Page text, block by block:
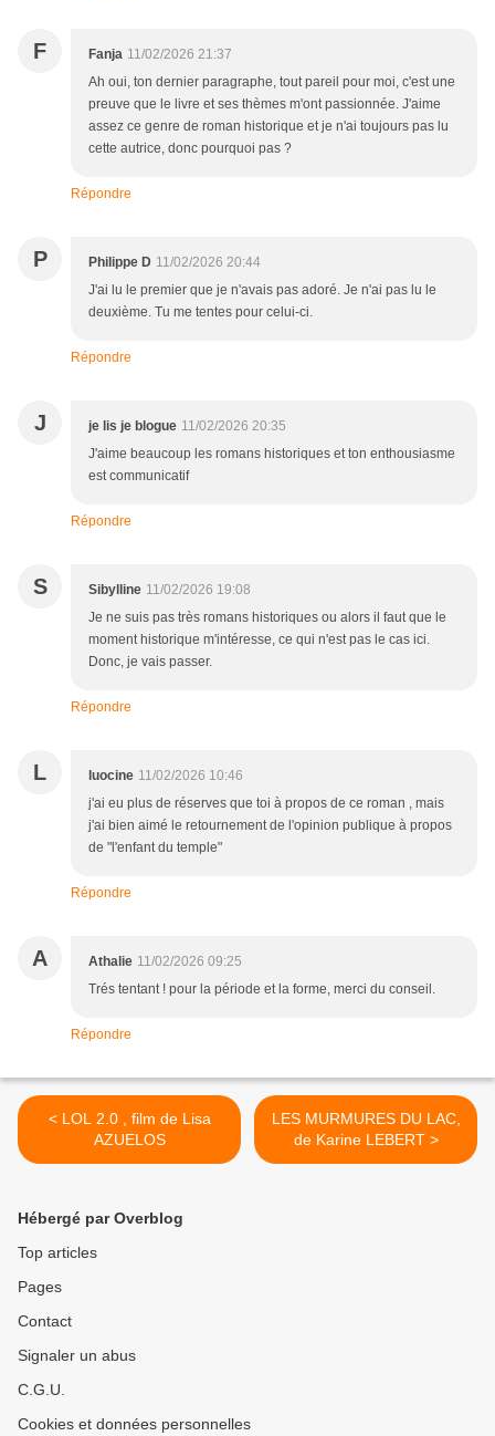
F Fanja 11/02/2026 21:37
Ah oui, ton dernier paragraphe, tout pareil pour moi, c'est une
preuve que le livre et ses thèmes m'ont passionnée. J'aime
assez ce genre de roman historique et je n'ai toujours pas lu
cette autrice, donc pourquoi pas ?
Répondre
P Philippe D 11/02/2026 20:44
J'ai lu le premier que je n'avais pas adoré. Je n'ai pas lu le
deuxième. Tu me tentes pour celui-ci.
Répondre
J je lis je blogue 11/02/2026 20:35
J'aime beaucoup les romans historiques et ton enthousiasme
est communicatif
Répondre
S Sibylline 11/02/2026 19:08
Je ne suis pas très romans historiques ou alors il faut que le
moment historique m'intéresse, ce qui n'est pas le cas ici.
Donc, je vais passer.
Répondre
L luocine 11/02/2026 10:46
j'ai eu plus de réserves que toi à propos de ce roman , mais
j'ai bien aimé le retournement de l'opinion publique à propos
de "l'enfant du temple"
Répondre
A Athalie 11/02/2026 09:25
Trés tentant ! pour la période et la forme, merci du conseil.
Répondre
< LOL 2.0 , film de Lisa
AZUELOS
LES MURMURES DU LAC,
de Karine LEBERT >
Hébergé par Overblog
Top articles
Pages
Contact
Signaler un abus
C.G.U.
Cookies et données personnelles